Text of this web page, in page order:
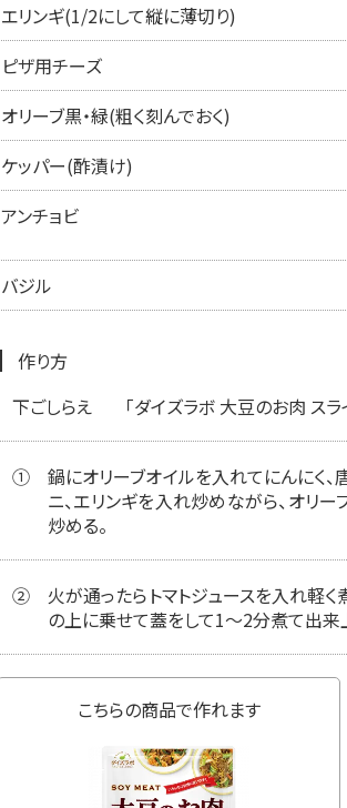
エリンギ(1/2にして縦に薄切り)
ピザ用チーズ
オリーブ黒・緑(粗く刻んでおく)
ケッパー(酢漬け)
アンチョビ
バジル
作り方
下ごしらえ
「ダイズラボ 大豆のお肉 スラ
①
鍋にオリーブオイルを入れてにんにく、
ニ、エリンギを入れ炒めながら、オリ
炒める。
②
火が通ったらトマトジュースを入れ軽
の上に乗せて蓋をして1～2分煮て出来
こちらの商品で作れます